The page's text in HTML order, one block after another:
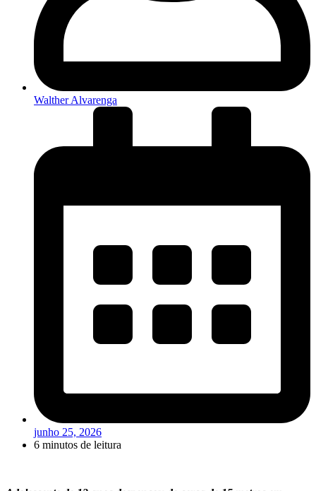
Walther Alvarenga
junho 25, 2026
6 minutos de leitura